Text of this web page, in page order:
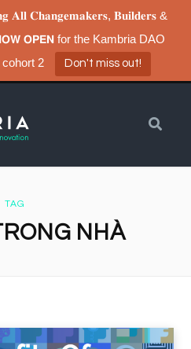
𝐀𝐥𝐥 𝐂𝐡𝐚𝐧𝐠𝐞𝐦𝐚𝐤𝐞𝐫𝐬, 𝐁𝐮𝐢𝐥𝐝𝐞𝐫𝐬 &
𝗡𝗢𝗪 𝗢𝗣𝗘𝗡 for the Kambria DAO
2
Don't miss out!
TAG
NHÀ